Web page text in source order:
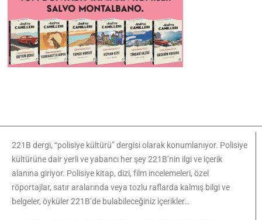
221B dergi, “polisiye kültürü” dergisi olarak konumlanıyor. Polisiye
kültürüne dair yerli ve yabancı her şey 221B’nin ilgi ve içerik
alanına giriyor. Polisiye kitap, dizi, film incelemeleri, özel
röportajlar, satır aralarında veya tozlu raflarda kalmış bilgi ve
belgeler, öyküler 221B’de bulabileceğiniz içerikler…